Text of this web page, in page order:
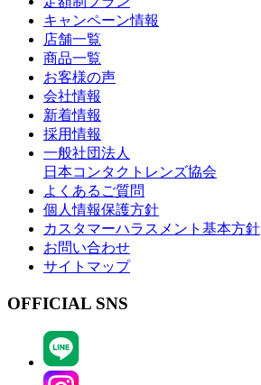
キャンペーン情報
店舗一覧
商品一覧
お客様の声
会社情報
新着情報
採用情報
一般社団法人
日本コンタクトレンズ協会
よくあるご質問
個人情報保護方針
カスタマーハラスメント基本方針
お問い合わせ
サイトマップ
OFFICIAL SNS